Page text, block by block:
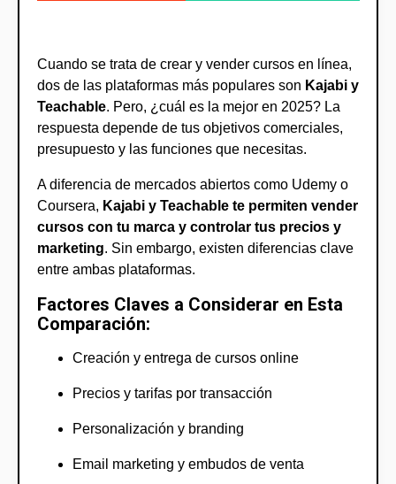
Cuando se trata de crear y vender cursos en línea,
dos de las plataformas más populares son Kajabi y
Teachable. Pero, ¿cuál es la mejor en 2025? La
respuesta depende de tus objetivos comerciales,
presupuesto y las funciones que necesitas.
A diferencia de mercados abiertos como Udemy o
Coursera, Kajabi y Teachable te permiten vender
cursos con tu marca y controlar tus precios y
marketing. Sin embargo, existen diferencias clave
entre ambas plataformas.
Factores Claves a Considerar en Esta
Comparación:
Creación y entrega de cursos online
Precios y tarifas por transacción
Personalización y branding
Email marketing y embudos de venta